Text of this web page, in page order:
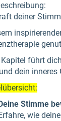
deiner
führt
dein
Stimme
wie